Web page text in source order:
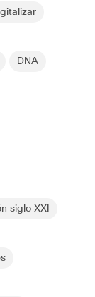
DNA
siglo XXI